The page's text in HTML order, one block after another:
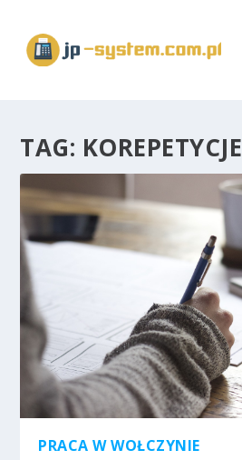
TAG: KOREPETYCJE
PRACA W WOŁCZYNIE